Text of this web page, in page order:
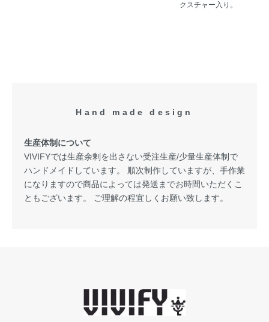
クスチャー入り。
Hand made design
生産体制について
VIVIFYでは生産余剰を出さない受注生産/少量生産体制で
ハンドメイドしています。 順次制作していますが、手作業
になりますので商品によっては発送までお時間いただくこ
ともございます。 ご理解の程宜しくお願い致します。